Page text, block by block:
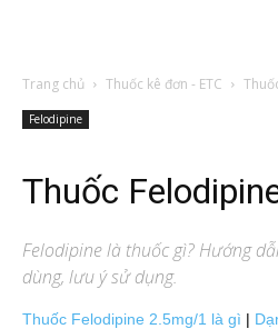
Trang chủ Thuốc kê đơn - ETC
Felodipine
Thuốc
Felodipinelà thuốc gì? Hướng
dùng, lưu ý sử dụng.
Thuốc Felodipine 2.5mg/1 là gì |